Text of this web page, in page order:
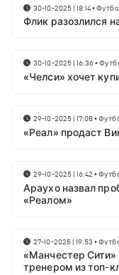
30-10-2025 | 18:14•
Флик разозлился
30-10-2025 | 16:36•
«Челси» хочет
29-10-2025 | 17:08•
«Реал» продаст
29-10-2025 | 16:42 •
Араухо назвал
«Реалом»
27-10-2025 | 19:53 •
«Манчестер
тренером из топ-